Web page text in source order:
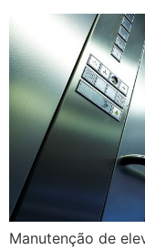
Manutenção de